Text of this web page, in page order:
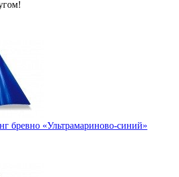
бревно «Ультрамариново-синий»